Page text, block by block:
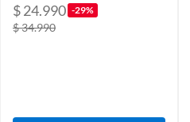
$ 24.990 -29%
$ 34.990